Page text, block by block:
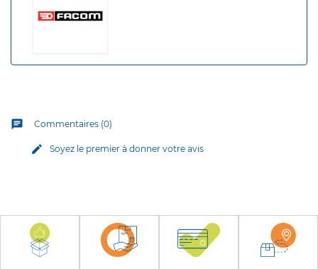
chat Commentaires (0)
edit Soyez le premier à donner votre avis